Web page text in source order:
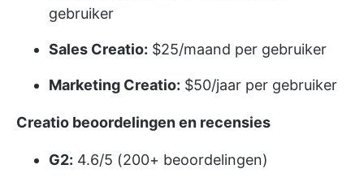
gebruiker
Sales Creatio: $25/maand per gebruiker
Marketing Creatio: $50/jaar per gebruiker
Creatio beoordelingen en recensies
G2: 4.6/5 (200+ beoordelingen)